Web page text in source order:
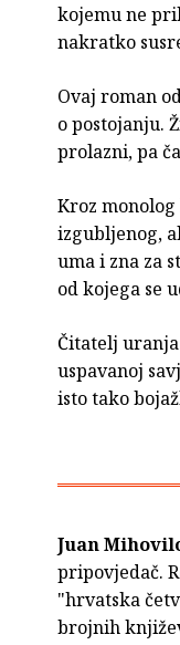
kojemu ne
nakratko
Ovaj roman
o postojanju.
prolazni, pa
Kroz
izgubljenog,
uma i zna za
od kojega se
Čitatelj
uspavanoj
isto tako
Juan
pripovjedač.
"hrvatska
brojnih